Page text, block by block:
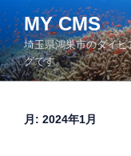
ン
テ
ン
ツ
MY CMS
埼玉県鴻巣市のダイ
グです。
月: 2024年1月